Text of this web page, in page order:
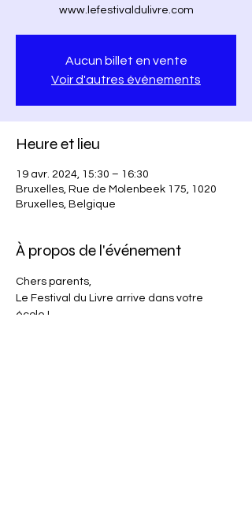
www.lefestivaldulivre.com
Aucun billet en vente
Voir d'autres événements
Heure et lieu
19 avr. 2024, 15:30 – 16:30
Bruxelles, Rue de Molenbeek 175, 1020
Bruxelles, Belgique
À propos de l'événement
Chers parents,
Le Festival du Livre arrive dans votre
école !